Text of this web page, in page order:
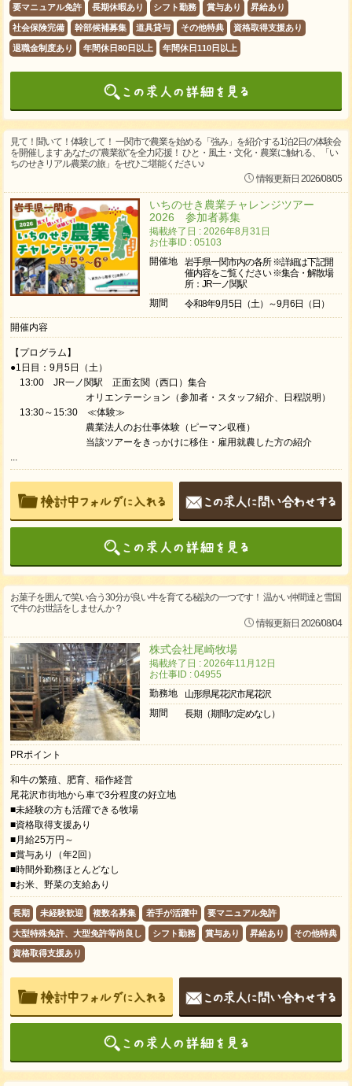
要マニュアル免許 長期休暇あり シフト勤務 賞与あり 昇給あり
社会保険完備 幹部候補募集 道具貸与 その他特典 資格取得支援あり
退職金制度あり 年間休日80日以上 年間休日110日以上
見て！聞いて！体験して！ 一関市で農業を始める「強み」を紹介する1泊2日の体験会
を開催します あなたの”農業欲”を全力応援！ ひと・風土・文化・農業に触れる、「い
ちのせきリアル農業の旅」をぜひご堪能ください♪
情報更新日 2026/08/05
いちのせき農業チャレンジツアー
2026 参加者募集
掲載終了日 : 2026年8月31日
お仕事ID : 05103
開催地
岩手県一関市内の各所 ※詳細は下記開
催内容をご覧ください ※集合・解散場
所：JR一ノ関駅
期間
令和8年9月5日（土）～9月6日（日）
開催内容
【プログラム】
●1日目：9月5日（土）
13:00 JR一ノ関駅 正面玄関（西口）集合
オリエンテーション（参加者・スタッフ紹介、日程説明）
13:30～15:30 ≪体験≫
農業法人のお仕事体験（ピーマン収穫）
当該ツアーをきっかけに移住・雇用就農した方の紹介
...
お菓子を囲んで笑い合う30分が良い牛を育てる秘訣の一つです！ 温かい仲間達と雪国
で牛のお世話をしませんか？
情報更新日 2026/08/04
株式会社尾崎牧場
掲載終了日 : 2026年11月12日
お仕事ID : 04955
勤務地
山形県尾花沢市尾花沢
期間
長期（期間の定めなし）
PRポイント
和牛の繁殖、肥育、稲作経営
尾花沢市街地から車で3分程度の好立地
■未経験の方も活躍できる牧場
■資格取得支援あり
■月給25万円～
■賞与あり（年2回）
■時間外勤務ほとんどなし
■お米、野菜の支給あり
長期 未経験歓迎 複数名募集 若手が活躍中 要マニュアル免許
大型特殊免許、大型免許等尚良し シフト勤務 賞与あり 昇給あり その他特典
資格取得支援あり